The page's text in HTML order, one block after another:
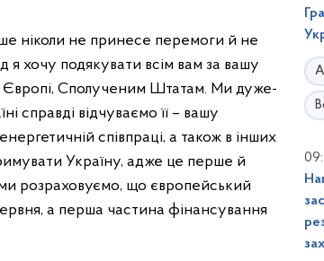
ніколи не принесе перемоги й не
я хочу подякувати всім вам за вашу
Сполученим Штатам. Ми дуже-
справді відчуваємо її – вашу
співпраці, а також в інших
Україну, адже це перше й
розраховуємо, що європейський
а перша частина фінансування